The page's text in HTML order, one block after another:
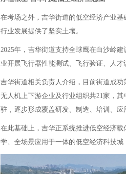
在考场之外，吉华街道的低空经济产业
行业发展提供了坚实土壤。
2025年，吉华街道支持全球鹰在白沙岭
业开展飞行器性能测试、飞行验证、人才
吉华街道相关负责人介绍，目前街道成
无人机上下游企业及行业组织共21家，
驻，逐步形成覆盖研发、制造、培训、应
在此基础上，吉华正系统推进低空经济
学、全场景应用于一体的低空经济科技城